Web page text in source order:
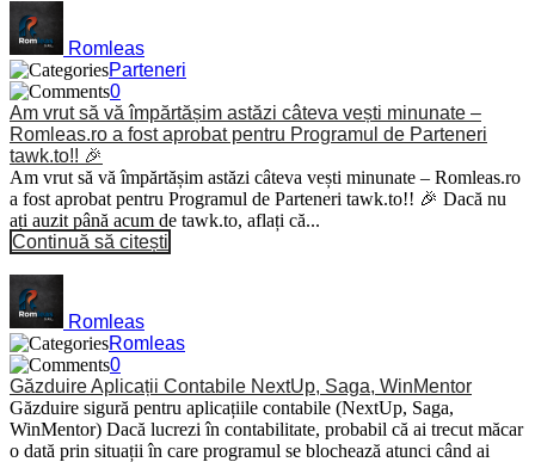
Romleas
Parteneri
0
Am vrut să vă împărtășim astăzi câteva vești minunate –
Romleas.ro a fost aprobat pentru Programul de Parteneri
tawk.to!! 🎉
Am vrut să vă împărtășim astăzi câteva vești minunate – Romleas.ro
a fost aprobat pentru Programul de Parteneri tawk.to!! 🎉 Dacă nu
ați auzit până acum de tawk.to, aflați că...
Continuă să citești
Romleas
Romleas
0
Găzduire Aplicații Contabile NextUp, Saga, WinMentor
Găzduire sigură pentru aplicațiile contabile (NextUp, Saga,
WinMentor) Dacă lucrezi în contabilitate, probabil că ai trecut măcar
o dată prin situații în care programul se blochează atunci când ai